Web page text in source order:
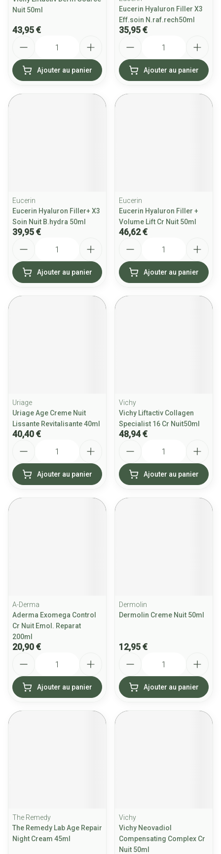
Nuit 50ml
43,95 €
Ajouter au panier
Eucerin Hyaluron Filler X3
Eff.soin N.raf.rech50ml
35,95 €
Ajouter au panier
Eucerin
Eucerin Hyaluron Filler+ X3
Soin Nuit B.hydra 50ml
39,95 €
Ajouter au panier
Eucerin
Eucerin Hyaluron Filler +
Volume Lift Cr Nuit 50ml
46,62 €
Ajouter au panier
Uriage
Uriage Age Creme Nuit
Lissante Revitalisante 40ml
40,40 €
Ajouter au panier
Vichy
Vichy Liftactiv Collagen
Specialist 16 Cr Nuit50ml
48,94 €
Ajouter au panier
A-Derma
Aderma Exomega Control
Cr Nuit Emol. Reparat
200ml
20,90 €
Ajouter au panier
Dermolin
Dermolin Creme Nuit 50ml
12,95 €
Ajouter au panier
The Remedy
The Remedy Lab Age Repair
Night Cream 45ml
Vichy
Vichy Neovadiol
Compensating Complex Cr
Nuit 50ml